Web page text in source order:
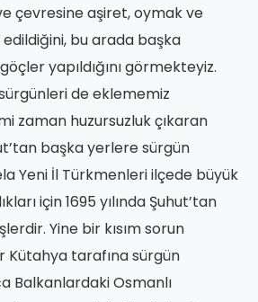
çevresine aşiret, oymak ve
bu arada başka
yapıldığını görmekteyiz.
de eklememiz
zaman huzursuzluk çıkaran
başka yerlere sürgün
Yeni İl Türkmenleri ilçede büyük
için 1695 yılında Şuhut’tan
Yine bir kısım sorun
Kütahya tarafına sürgün
Balkanlardaki Osmanlı